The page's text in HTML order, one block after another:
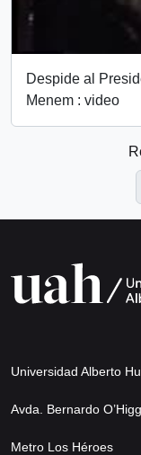
Despide al
Menem : video
Universidad Alberto
Avda. Bernardo
Metro Los Héroes